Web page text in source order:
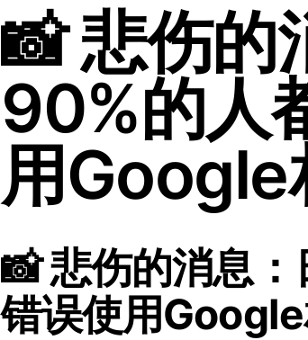
📸 悲伤的
90%的人
用Google
📸 悲伤的消息
错误使用